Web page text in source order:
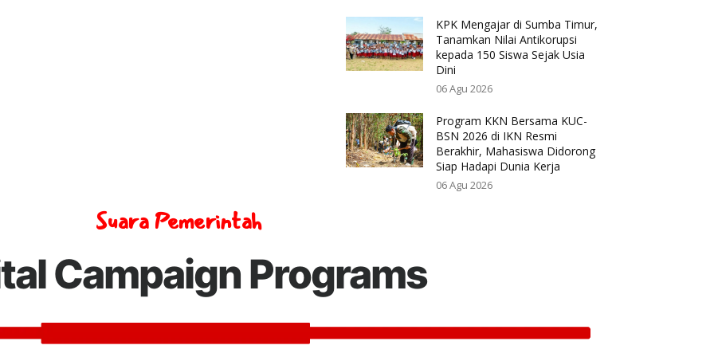
KPK Mengajar di Sumba Timur,
Tanamkan Nilai Antikorupsi
kepada 150 Siswa Sejak Usia
Dini
06 Agu 2026
Program KKN Bersama KUC-
BSN 2026 di IKN Resmi
Berakhir, Mahasiswa Didorong
Siap Hadapi Dunia Kerja
06 Agu 2026
Suara Pemerintah
Campaign Programs